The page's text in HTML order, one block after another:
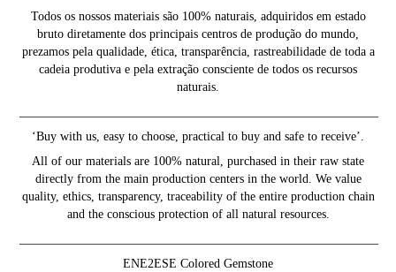
Todos os nossos materiais são 100% naturais, adquiridos em estado
bruto diretamente dos principais centros de produção do mundo,
prezamos pela qualidade, ética, transparência, rastreabilidade de toda a
cadeia produtiva e pela extração consciente de todos os recursos
naturais.
‘Buy with us, easy to choose, practical to buy and safe to receive’.
All of our materials are 100% natural, purchased in their raw state
directly from the main production centers in the world. We value
quality, ethics, transparency, traceability of the entire production chain
and the conscious protection of all natural resources.
ENE2ESE Colored Gemstone